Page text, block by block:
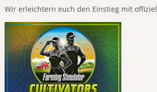
Wir erleichtern euch den Einstieg mit